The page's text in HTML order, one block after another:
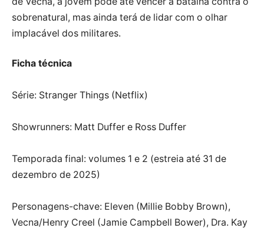
sobrenatural, mas ainda terá de lidar com o olhar
implacável dos militares.
Ficha técnica
Série: Stranger Things (Netflix)
Showrunners: Matt Duffer e Ross Duffer
Temporada final: volumes 1 e 2 (estreia até 31 de
dezembro de 2025)
Personagens-chave: Eleven (Millie Bobby Brown),
Vecna/Henry Creel (Jamie Campbell Bower), Dra. Kay